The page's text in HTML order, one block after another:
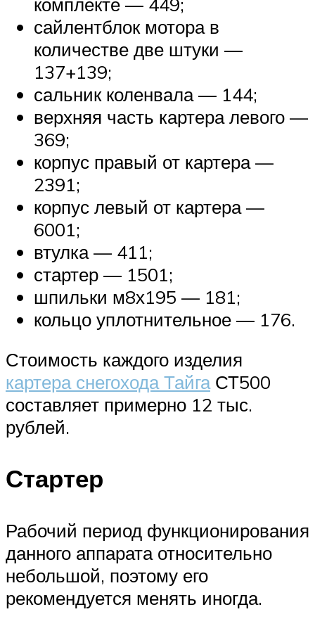
сайлентблок мотора в
количестве две штуки —
137+139;
сальник коленвала — 144;
верхняя часть картера левого —
369;
корпус правый от картера —
2391;
корпус левый от картера —
6001;
втулка — 411;
стартер — 1501;
шпильки м8х195 — 181;
кольцо уплотнительное — 176.
Стоимость каждого изделия
картера снегохода ТайгаСТ500
составляет примерно 12 тыс.
рублей.
Стартер
Рабочий период функционирования
данного аппарата относительно
небольшой, поэтому его
рекомендуется менять иногда.